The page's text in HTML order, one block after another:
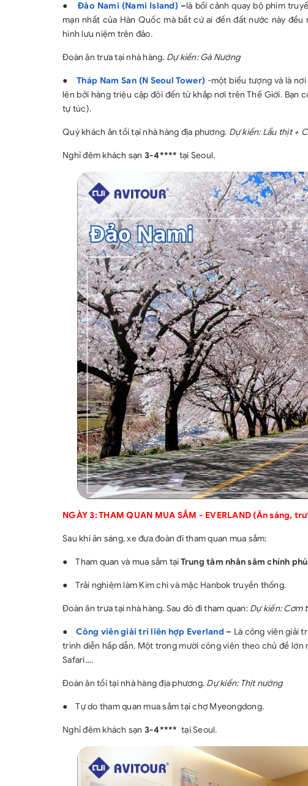
●Đảo Nami (Nami Island) –là bối cảnh quay bộ phim
mạn nhất của Hàn Quốc mà bất cứ ai đến đất nước này
hình lưu niệm trên đảo.
Đoàn ăn trưa tại nhà hàng. Dự kiến: Gà Nướng
●Tháp Nam San (N Seoul Tower) -một biểu tượng và là
lên bởi hàng triệu cặp đôi đến từ khắp nơi trên Thế Giới. Bạn
tự túc).
Quý khách ăn tối tại nhà hàng địa phương. Dự kiến: Lẩu thịt +
Nghỉ đêm khách sạn 3-4**** tại Seoul.
NGÀY 3: THAM QUAN MUA SẮM - EVERLAND (Ăn sáng,
Sau khi ăn sáng, xe đưa đoàn đi tham quan mua sắm:
●Tham quan và mua sắm tạiTrung tâm nhân sâm chính
●Trải nghiệm làm Kim chi và mặc Hanbok truyền thống.
Đoàn ăn trưa tại nhà hàng. Sau đó đi tham quan: Dự kiến: Cơm
● Công viên giải trí liên hợp Everland – Là công viên giải
trình diễn hấp dẫn. Một trong mười công viên theo chủ đề
Safari….
Đoàn ăn tối tại nhà hàng địa phương. Dự kiến: Thịt nướng
●Tự do tham quan mua sắm tại chợ Myeongdong.
Nghỉ đêm khách sạn 3-4**** tại Seoul.